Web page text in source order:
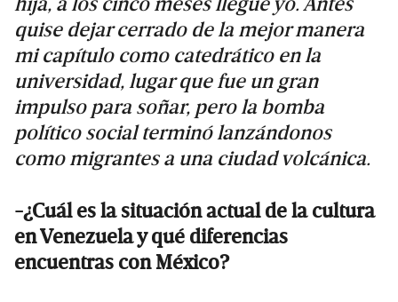
quise dejar cerrado de la mejor manera
mi capítulo como catedrático en la
universidad, lugar que fue un gran
impulso para soñar, pero la bomba
político social terminó lanzándonos
como migrantes a una ciudad volcánica.
-¿Cuál es la situación actual de la cultura
en Venezuela y qué diferencias
encuentras con México?